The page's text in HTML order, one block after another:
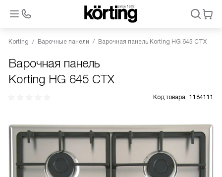
Korting Варочные панели Варочная панель Korting HG 645 CTX
Варочная панель
Korting HG 645 CTX
Код товара: 1184111